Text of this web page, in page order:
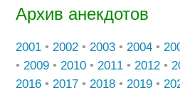
Архив анекдотов
2001 • 2002 • 2003 • 2004 •
• 2009 • 2010 • 2011 • 2012 •
2016 • 2017 • 2018 • 2019 •